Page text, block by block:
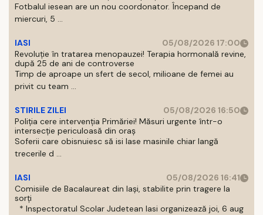
Fotbalul iesean are un nou coordonator. Începand de
miercuri, 5 ...
IASI
05/08/2026 17:00
Revoluție în tratarea menopauzei! Terapia hormonală revine,
după 25 de ani de controverse
Timp de aproape un sfert de secol, milioane de femei au
privit cu team ...
STIRILE ZILEI
05/08/2026 16:50
Poliția cere intervenția Primăriei! Măsuri urgente într-o
intersecție periculoasă din oraș
Soferii care obisnuiesc să isi lase masinile chiar langă
trecerile d ...
IASI
05/08/2026 16:41
Comisiile de Bacalaureat din Iași, stabilite prin tragere la
sorți
* Inspectoratul Scolar Judetean Iasi organizează joi, 6 aug